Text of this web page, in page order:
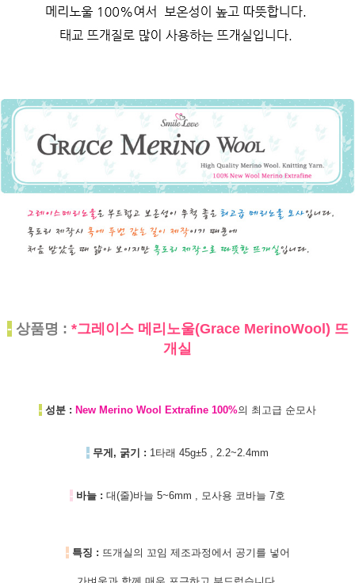
- 상품명 : *그레이스 메리노울(Grace MerinoWool) 뜨
개실
- 성분 : New Merino Wool Extrafine 100%의 최고급 순모사
- 무게, 굵기 : 1타래 45g±5 , 2.2~2.4mm
- 바늘 : 대(줄)바늘 5~6mm , 모사용 코바늘 7호
- 특징 : 뜨개실의 꼬임 제조과정에서 공기를 넣어